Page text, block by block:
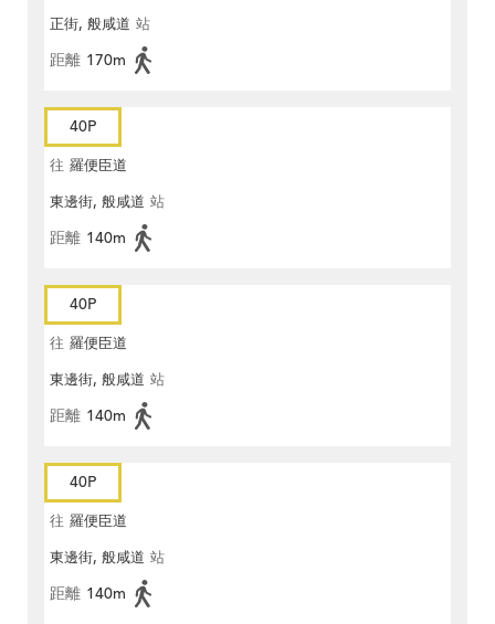
正街, 般咸道 站
距離 170m
40P
往 羅便臣道
東邊街, 般咸道 站
距離 140m
40P
往 羅便臣道
東邊街, 般咸道 站
距離 140m
40P
往 羅便臣道
東邊街, 般咸道 站
距離 140m